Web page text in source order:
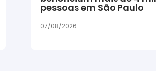
pessoas em São Paulo
07/08/2026